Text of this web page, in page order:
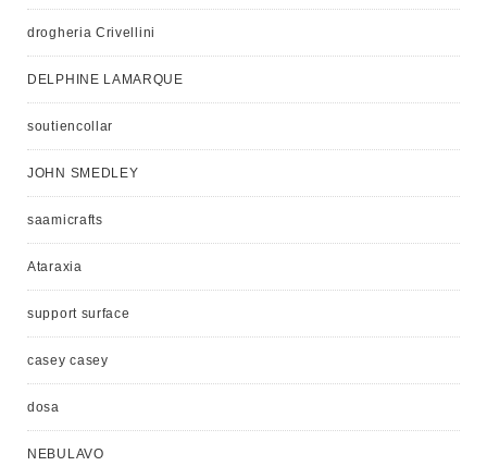
drogheria Crivellini
DELPHINE LAMARQUE
soutiencollar
JOHN SMEDLEY
saamicrafts
Ataraxia
support surface
casey casey
dosa
NEBULAVO